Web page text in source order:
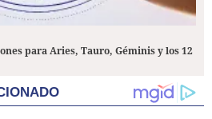
para Aries, Tauro, Géminis y los 12